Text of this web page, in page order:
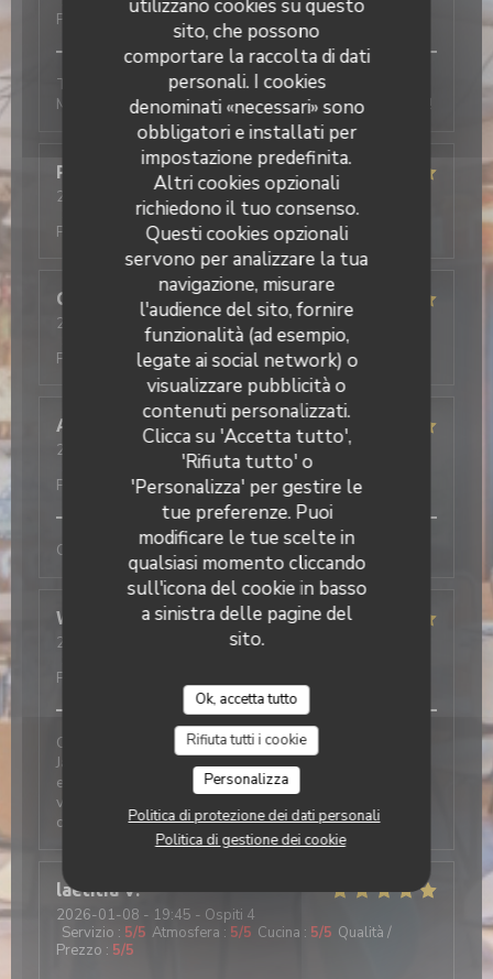
utilizzano cookies su questo
sito, che possono
comportare la raccolta di dati
personali. I cookies
denominati «necessari» sono
obbligatori e installati per
impostazione predefinita.
Altri cookies opzionali
richiedono il tuo consenso.
Questi cookies opzionali
servono per analizzare la tua
navigazione, misurare
l'audience del sito, fornire
funzionalità (ad esempio,
legate ai social network) o
visualizzare pubblicità o
contenuti personalizzati.
Clicca su 'Accetta tutto',
'Rifiuta tutto' o
'Personalizza' per gestire le
tue preferenze. Puoi
modificare le tue scelte in
qualsiasi momento cliccando
sull'icona del cookie in basso
a sinistra delle pagine del
sito.
Ok, accetta tutto
Rifiuta tutti i cookie
Personalizza
Politica di protezione dei dati personali
Politica di gestione dei cookie
Prezzo
Tout est très bon, l’accueil, les plats et le service.
Mention excellent pour le tiramisu pistache, un régal !
Pascal
2026-01-10
- 19:00 - Ospiti 2
/5 Atmosfera:4 /5 Cucina:5/5 Qualità /
Prezzo
Cécilia
2026-01-10
- 12:30 - Ospiti 3
/5 Atmosfera: 5/5 Cucina: 5/5 Qualità /
Prezzo
Alan
2026-01-09
- 20:00 - Ospiti 2
Atmosfera:5/5 Cucina :5
Prezzo
/5
Comme tjs, convivial et excellent
Wolfgang
F
2026-01-09
- 12:30 - Ospiti 2
Prezzo
Cela fait 20 ans que j‘y vais, seul et avec des amis….
Jamais déçu. Les suggestions Du jours sont parfaites
et présentées comme il le faut… service adorable et
vu l‘affluence parfois un peu débordé…ambiance
chalet et cosy
laetitia V
2026-01-08 - 19:45 - Ospiti 4
Servizio : 5/5 Atmosfera : 5/5 Cucina : 5/5 Qualità /
Prezzo : 5/5
Il Caravaggio